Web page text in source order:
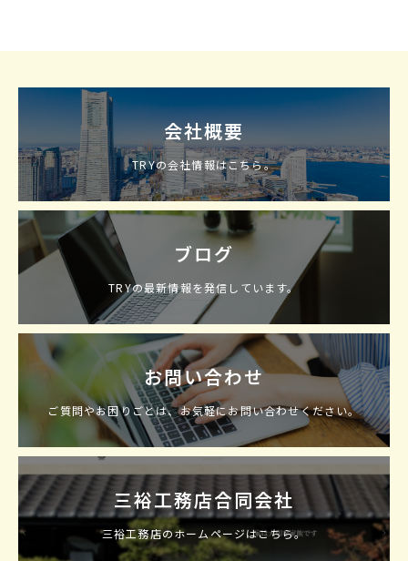
会社概要
TRYの会社情報はこちら。
ブログ
TRYの最新情報を発信しています。
お問い合わせ
ご質問やお困りごとは、お気軽にお問い合わせください。
三裕工務店合同会社
三裕工務店のホームページはこちら。